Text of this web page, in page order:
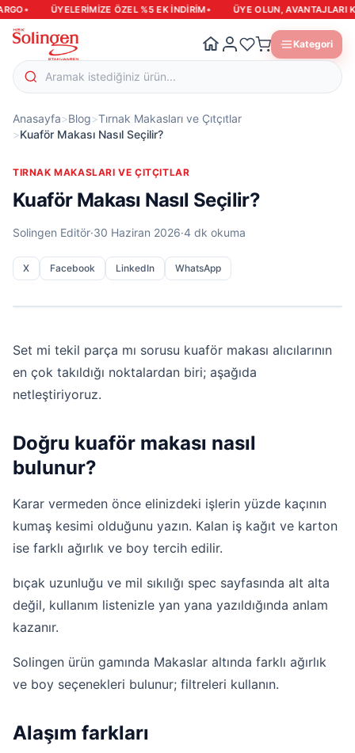
• ÜYELERIMIZE ÖZEL %5 EK INDIRIM• ÜYE OLUN, AVANTAJLARI
Kategori
Anasayfa>Blog>Tırnak Makasları ve Çıtçıtlar
>Kuaför Makası Nasıl Seçilir?
TIRNAK MAKASLARI VE ÇITÇITLAR
Kuaför Makası Nasıl Seçilir?
Solingen Editör·30 Haziran 2026·4 dk okuma
X Facebook LinkedIn WhatsApp
Set mi tekil parça mı sorusu kuaför makası alıcılarının
en çok takıldığı noktalardan biri; aşağıda
netleştiriyoruz.
Doğru kuaför makası nasıl
bulunur?
Karar vermeden önce elinizdeki işlerin yüzde kaçının
kumaş kesimi olduğunu yazın. Kalan iş kağıt ve karton
ise farklı ağırlık ve boy tercih edilir.
bıçak uzunluğu ve mil sıkılığı spec sayfasında alt alta
değil, kullanım listenizle yan yana yazıldığında anlam
kazanır.
Solingen ürün gamında Makaslar altında farklı ağırlık
ve boy seçenekleri bulunur; filtreleri kullanın.
Alaşım farkları